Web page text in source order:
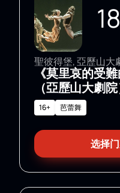
18
聖彼得堡, 亞歷山大
《莫里哀的受
（亞歷山大劇院
16+ 芭蕾舞
选择